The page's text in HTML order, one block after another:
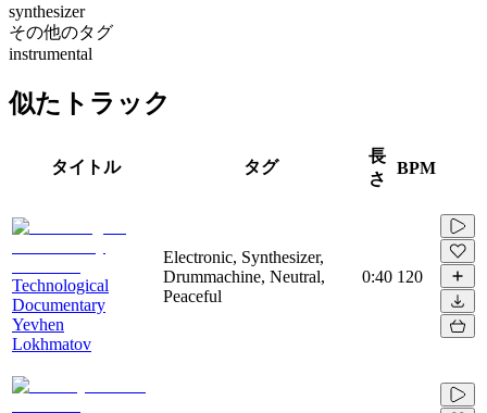
synthesizer
その他のタグ
instrumental
似たトラック
タイトル タグ
長
さ
BPM
Technological
Documentary
Yevhen
Lokhmatov
Electronic, Synthesizer,
Drummachine, Neutral,
Peaceful
0:40 120